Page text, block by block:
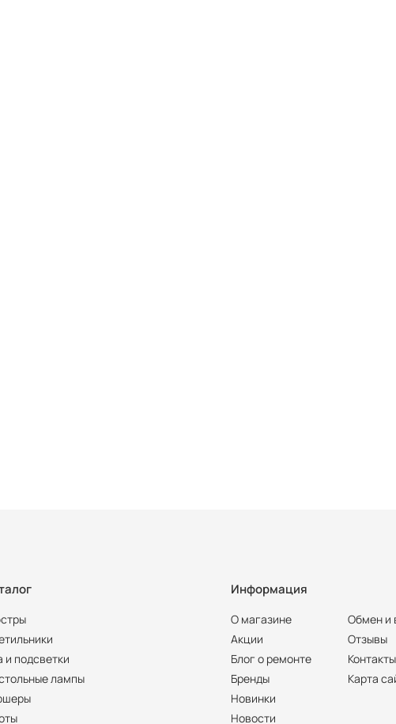
и подсветки
лампы
Информация
О магазине
Акции
Блог о ремонте
Бренды
Новинки
Новости
Обмен и
Отзывы
Контакты
Карта